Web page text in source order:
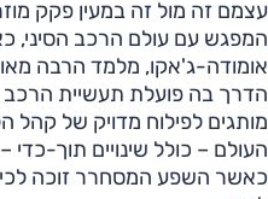
עצמם זה מול זה במעין פקק
המפגש עם עולם הרכב הסיני,
אומודה-ג'אקו, מלמד הרבה
הדרך בה פועלת תעשיית הרכב
מותגים לפילוח מדויק של קהל
העולם – כולל שינויים תוך-כדי
כאשר השפע המסחרר זוכה